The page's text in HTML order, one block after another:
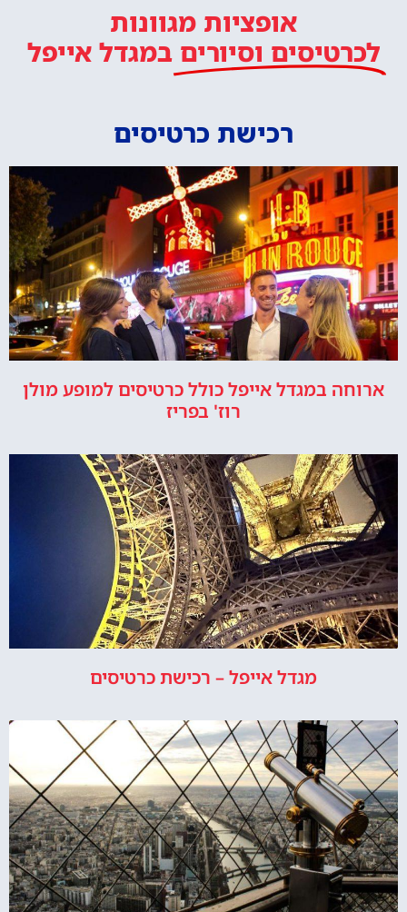
אופציות מגוונות
לכרטיסים וסיורים במגדל אייפל
רכישת כרטיסים
ארוחה במגדל אייפל כולל כרטיסים למופע מולן
רוז' בפריז
מגדל אייפל – רכישת כרטיסים